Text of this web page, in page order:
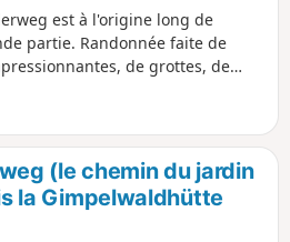
est à l'origine long de
partie. Randonnée faite de
de grottes, de
Difficile pour sa longueur et non
des sentiers sont en courbe de
les vallées sont progressives et
et pas du tout ardues.
(le chemin du jardin
la Gimpelwaldhütte